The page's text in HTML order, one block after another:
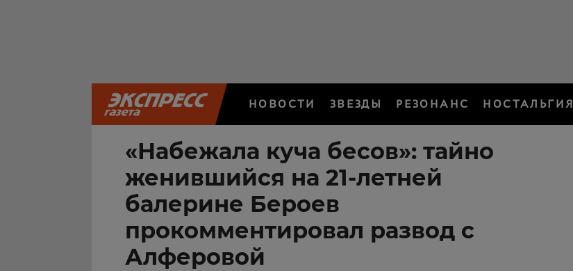
НОВОСТИ ЗВЕЗДЫ РЕЗОНАНС НОСТАЛЬГИЯ
«Набежала куча бесов»: тайно
женившийся на 21-летней
балерине Бероев
прокомментировал развод с
Алферовой